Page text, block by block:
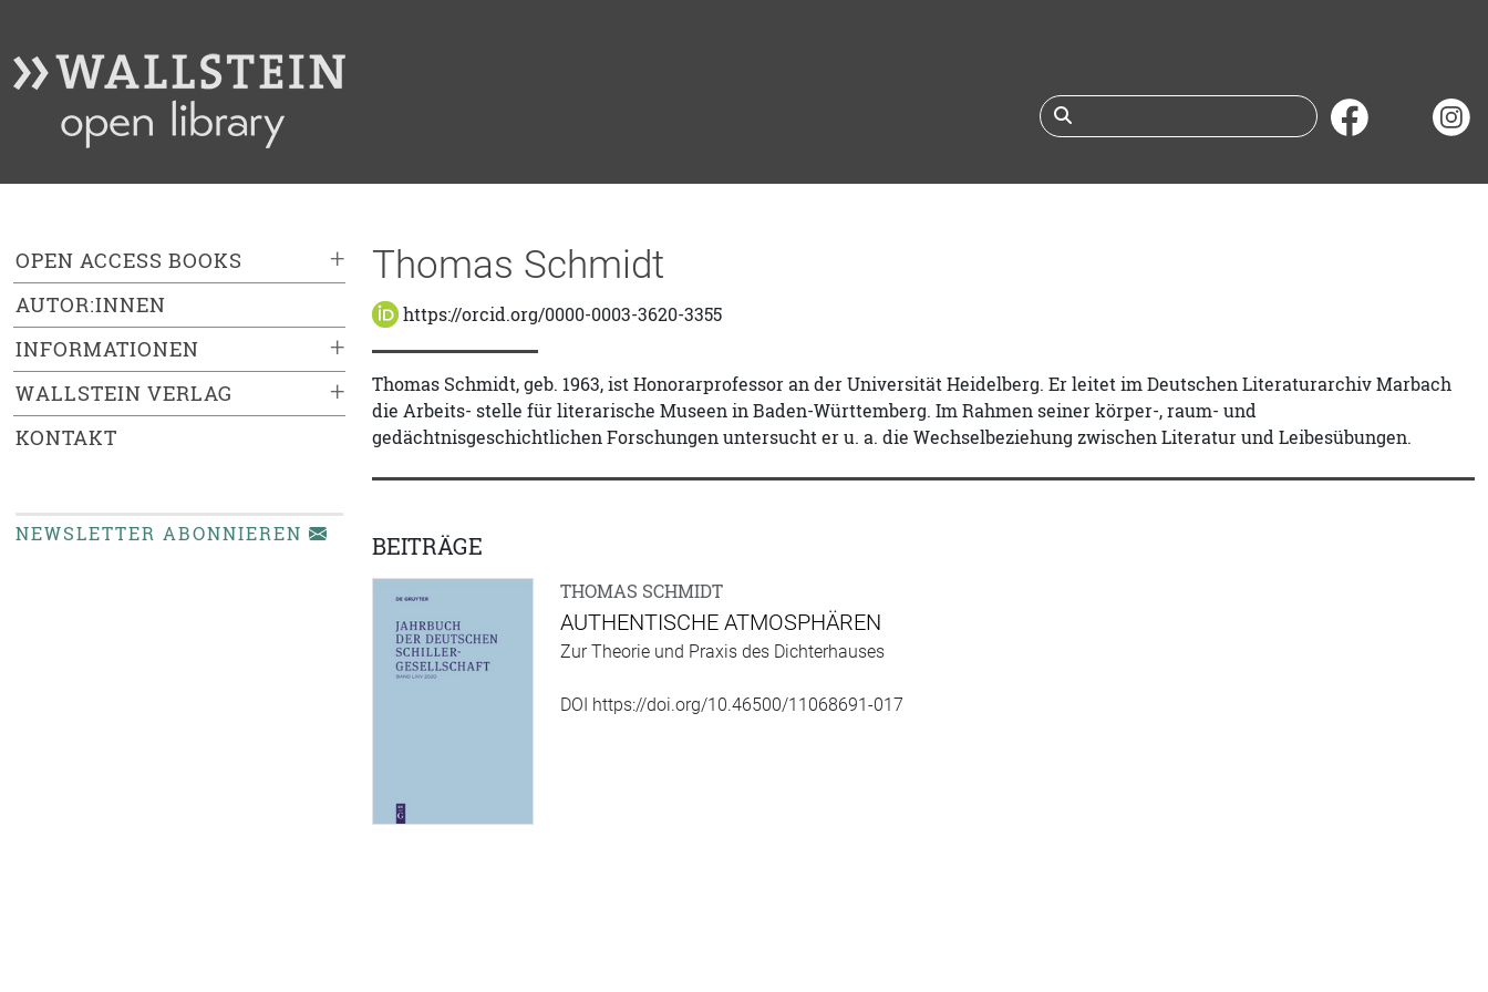
Suche nach
+
OPEN ACCESS BOOKS
AUTOR:INNEN
+
INFORMATIONEN
+
WALLSTEIN VERLAG
KONTAKT
NEWSLETTER ABONNIEREN
Thomas Schmidt
https://orcid.org/0000-0003-3620-3355
Thomas Schmidt, geb. 1963, ist Honorarprofessor an der Universität Heidelberg. Er leitet im Deutschen Literaturarchiv Marbach
die Arbeits- stelle für literarische Museen in Baden-Württemberg. Im Rahmen seiner körper-, raum- und
gedächtnisgeschichtlichen Forschungen untersucht er u. a. die Wechselbeziehung zwischen Literatur und Leibesübungen.
BEITRÄGE
THOMAS SCHMIDT
AUTHENTISCHE ATMOSPHÄREN
Zur Theorie und Praxis des Dichterhauses
DOI https://doi.org/10.46500/11068691-017